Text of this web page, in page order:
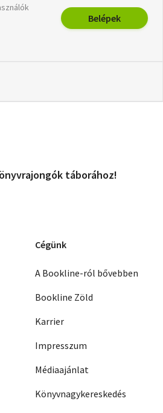
Belépek
táborához!
Cégünk
A Bookline-ról bővebben
Bookline Zöld
Karrier
Impresszum
Médiaajánlat
Könyvnagykereskedés